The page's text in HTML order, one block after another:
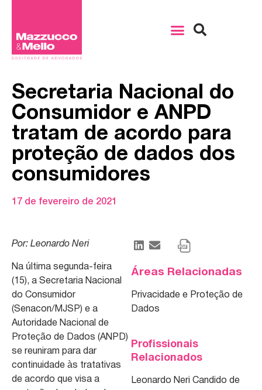
Secretaria Nacional do
Consumidor e ANPD
tratam de acordo para
proteção de dados dos
consumidores
17 de fevereiro de 2021
Por: Leonardo Neri
Na última segunda-feira
(15), a Secretaria Nacional
do Consumidor
(Senacon/MJSP) e a
Autoridade Nacional de
Proteção de Dados (ANPD)
se reuniram para dar
continuidade às tratativas
de acordo que visa a
Áreas Relacionadas
Privacidade e Proteção de
Dados
Profissionais
Relacionados
Leonardo Neri Candido de